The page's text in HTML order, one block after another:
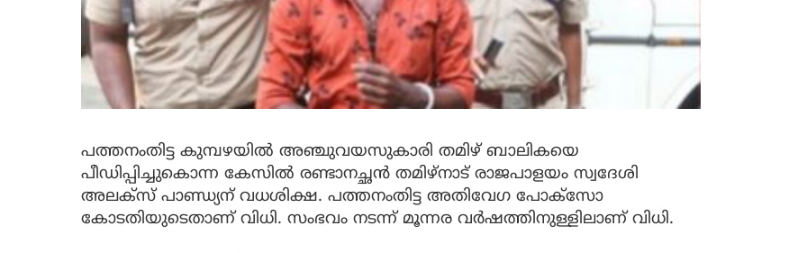
പത്തനംതിട്ട കുമ്പഴയിൽ അഞ്ചുവയസുകാരി തമിഴ് ബാലികയെ
പീഡിപ്പിച്ചുകൊന്ന കേസിൽ രണ്ടാനച്ഛൻ തമിഴ്‌നാട്‌ രാജപാളയം സ്വദേശി
അലക്‌സ്‌ പാണ്ഡ്യന് വധശിക്ഷ. പത്തനംതിട്ട അതിവേ​ഗ പോക്‌സോ
കോടതിയുടെതാണ് വിധി. സംഭവം നടന്ന്‌ മൂന്നര വർഷത്തിനുള്ളിലാണ്‌ വിധി.